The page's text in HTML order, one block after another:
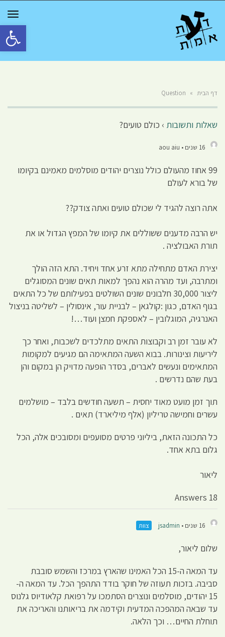
פתח
דף הבית »
Question
שאלות ותשובות › כולם טועים?
16 שנים • aou aiu
99 אחוז מהעולם כולל נוצרים יהודים מוסלמים מאמינם בקיומו
של בורא לעולם
אתה רוצה להגיד לי שכולם טועים ואתה צודק??
יש הרבה מדענים ששוללים את קיומו של המפץ הגדול או את
תורת האבולציה .
יצירת האדם מתחילה מתא זרע אחד ויחיד. התא הזה הולך
ומתרבה, ועד מהרה הוא נהפך למאות תאים שונים המסוגלים
ליצור 30,000 חלבונים שונים השולטים בפעילותם של כל התאים
בגוף האדם, כגון :קולגאן – לבניית עור, אינסולין – לשליטה בניצול
האנרגיה, המוגלובין – לאספקת חמצן ועוד…!
לא עובר זמן רב וקבוצות התאים מתלכדים לשכבות, ואחר כך
ליריעות וצינורות. בבוא השעה המתאימה הם מגיעים למקומות
המתאימים ונעשים לאברים, בסדר הופעה מדויק הן במקום והן
בעת שהם נדרשים .
תוך זמן מועט מאוד יחסית – תשעה חודשים בלבד – מושלמים
עשרים וחמישה טריליון (אלף מיליארד) תאים .
כל התכונה הזאת, ביליוני פרטים מסועפים ומסובכים אלה, הכל
גלום בתא אחד.
ליאור
18 Answers
16 שנים • jsadmin צוות
שלום ליאור,
עד המאה ה-15 הכל האמינו שהארץ במרכז והשמש סובבת
סביבה. בזכות תעוזה של חוקר בודד התהפך הכל. עד המאה ה-
15 יהודים, מוסלמים ונוצרים הסתמכו על רפואת קלאודיוס גלנוס
עד שבאה המהפכה המדעית וקידמה את בריאותנו והאריכה את
תוחלת החיים… וכך הלאה.